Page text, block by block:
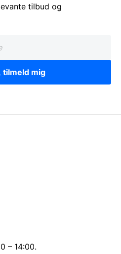
tilbud og
tilmeld mig
– 14:00.